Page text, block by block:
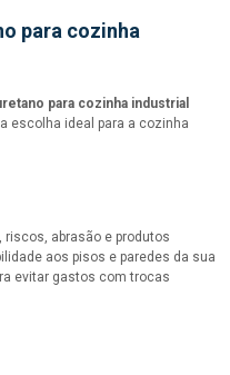
para cozinha
para cozinha industrial
escolha ideal para a cozinha
abrasão e produtos
aos pisos e paredes da sua
evitar gastos com trocas